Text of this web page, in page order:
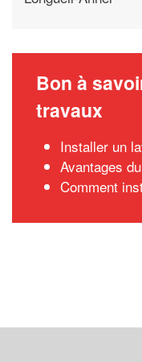
Bon à
travaux
Installer un
Avantages
Comment